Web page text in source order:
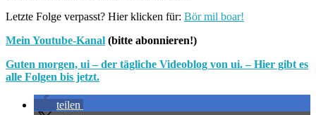
Letzte Folge verpasst? Hier klicken für: Bör mil boar!
Mein Youtube-Kanal (bitte abonnieren!)
Guten morgen, ui – der tägliche Videoblog von ui. – Hier gibt es
alle Folgen bis jetzt.
teilen